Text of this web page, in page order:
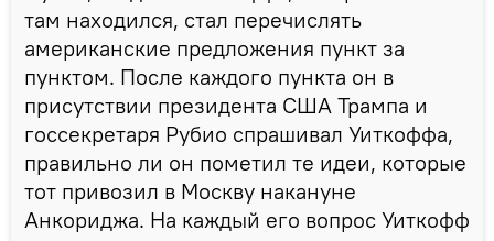
там находился, стал перечислять
американские предложения пункт за
пунктом. После каждого пункта он в
присутствии президента США Трампа и
госсекретаря Рубио спрашивал Уиткоффа,
правильно ли он пометил те идеи, которые
тот привозил в Москву накануне
Анкориджа. На каждый его вопрос Уиткофф